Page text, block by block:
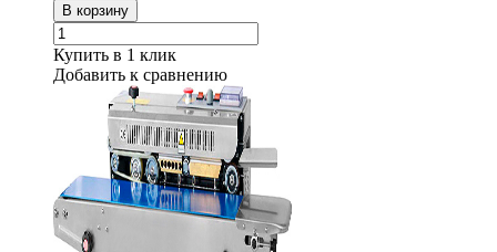
В корзину
Купить в 1 клик
Добавить к сравнению